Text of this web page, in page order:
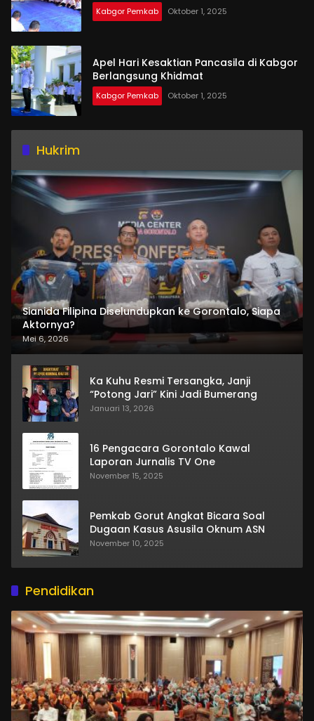
Kabgor Pemkab Oktober 1, 2025
Apel Hari Kesaktian Pancasila di Kabgor
Berlangsung Khidmat
Kabgor Pemkab Oktober 1, 2025
Hukrim
Sianida Filipina Diselundupkan ke Gorontalo, Siapa
Aktornya?
Mei 6, 2026
Ka Kuhu Resmi Tersangka, Janji
“Potong Jari” Kini Jadi Bumerang
Januari 13, 2026
16 Pengacara Gorontalo Kawal
Laporan Jurnalis TV One
November 15, 2025
Pemkab Gorut Angkat Bicara Soal
Dugaan Kasus Asusila Oknum ASN
November 10, 2025
Pendidikan